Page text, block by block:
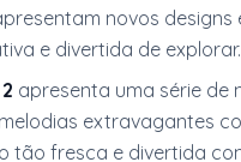
novos designs
e divertida de explorar.
apresenta uma série de
extravagantes
tão fresca e divertida